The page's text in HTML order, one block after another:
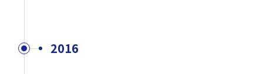
2016